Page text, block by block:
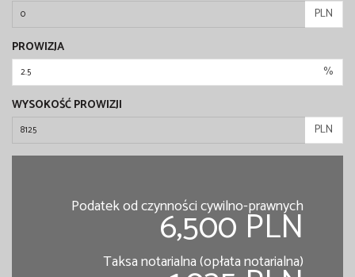
PLN
PROWIZJA
%
WYSOKOŚĆ PROWIZJI
PLN
Podatek od czynności cywilno-prawnych
6,500 PLN
Taksa notarialna (opłata notarialna)